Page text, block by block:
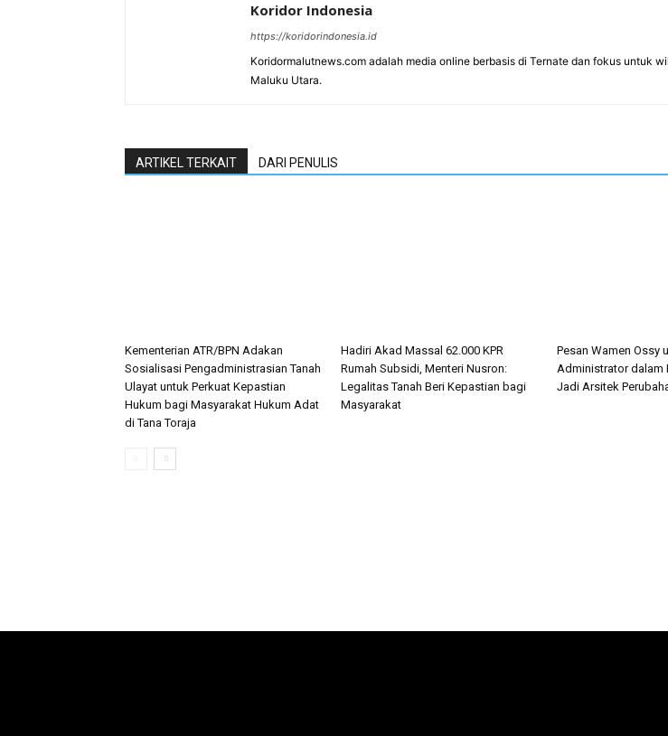
Koridor Indonesia
https://koridorindonesia.id
Koridormalutnews.com adalah media online berbasis di Ternate dan fokus untuk
Maluku Utara.
ARTIKEL TERKAIT DARI PENULIS
Kementerian ATR/BPN Adakan
Sosialisasi Pengadministrasian Tanah
Ulayat untuk Perkuat Kepastian
Hukum bagi Masyarakat Hukum Adat
di Tana Toraja
Hadiri Akad Massal 62.000 KPR
Rumah Subsidi, Menteri Nusron:
Legalitas Tanah Beri Kepastian bagi
Masyarakat
Pesan Wamen Ossy
Administrator dalam
Jadi Arsitek